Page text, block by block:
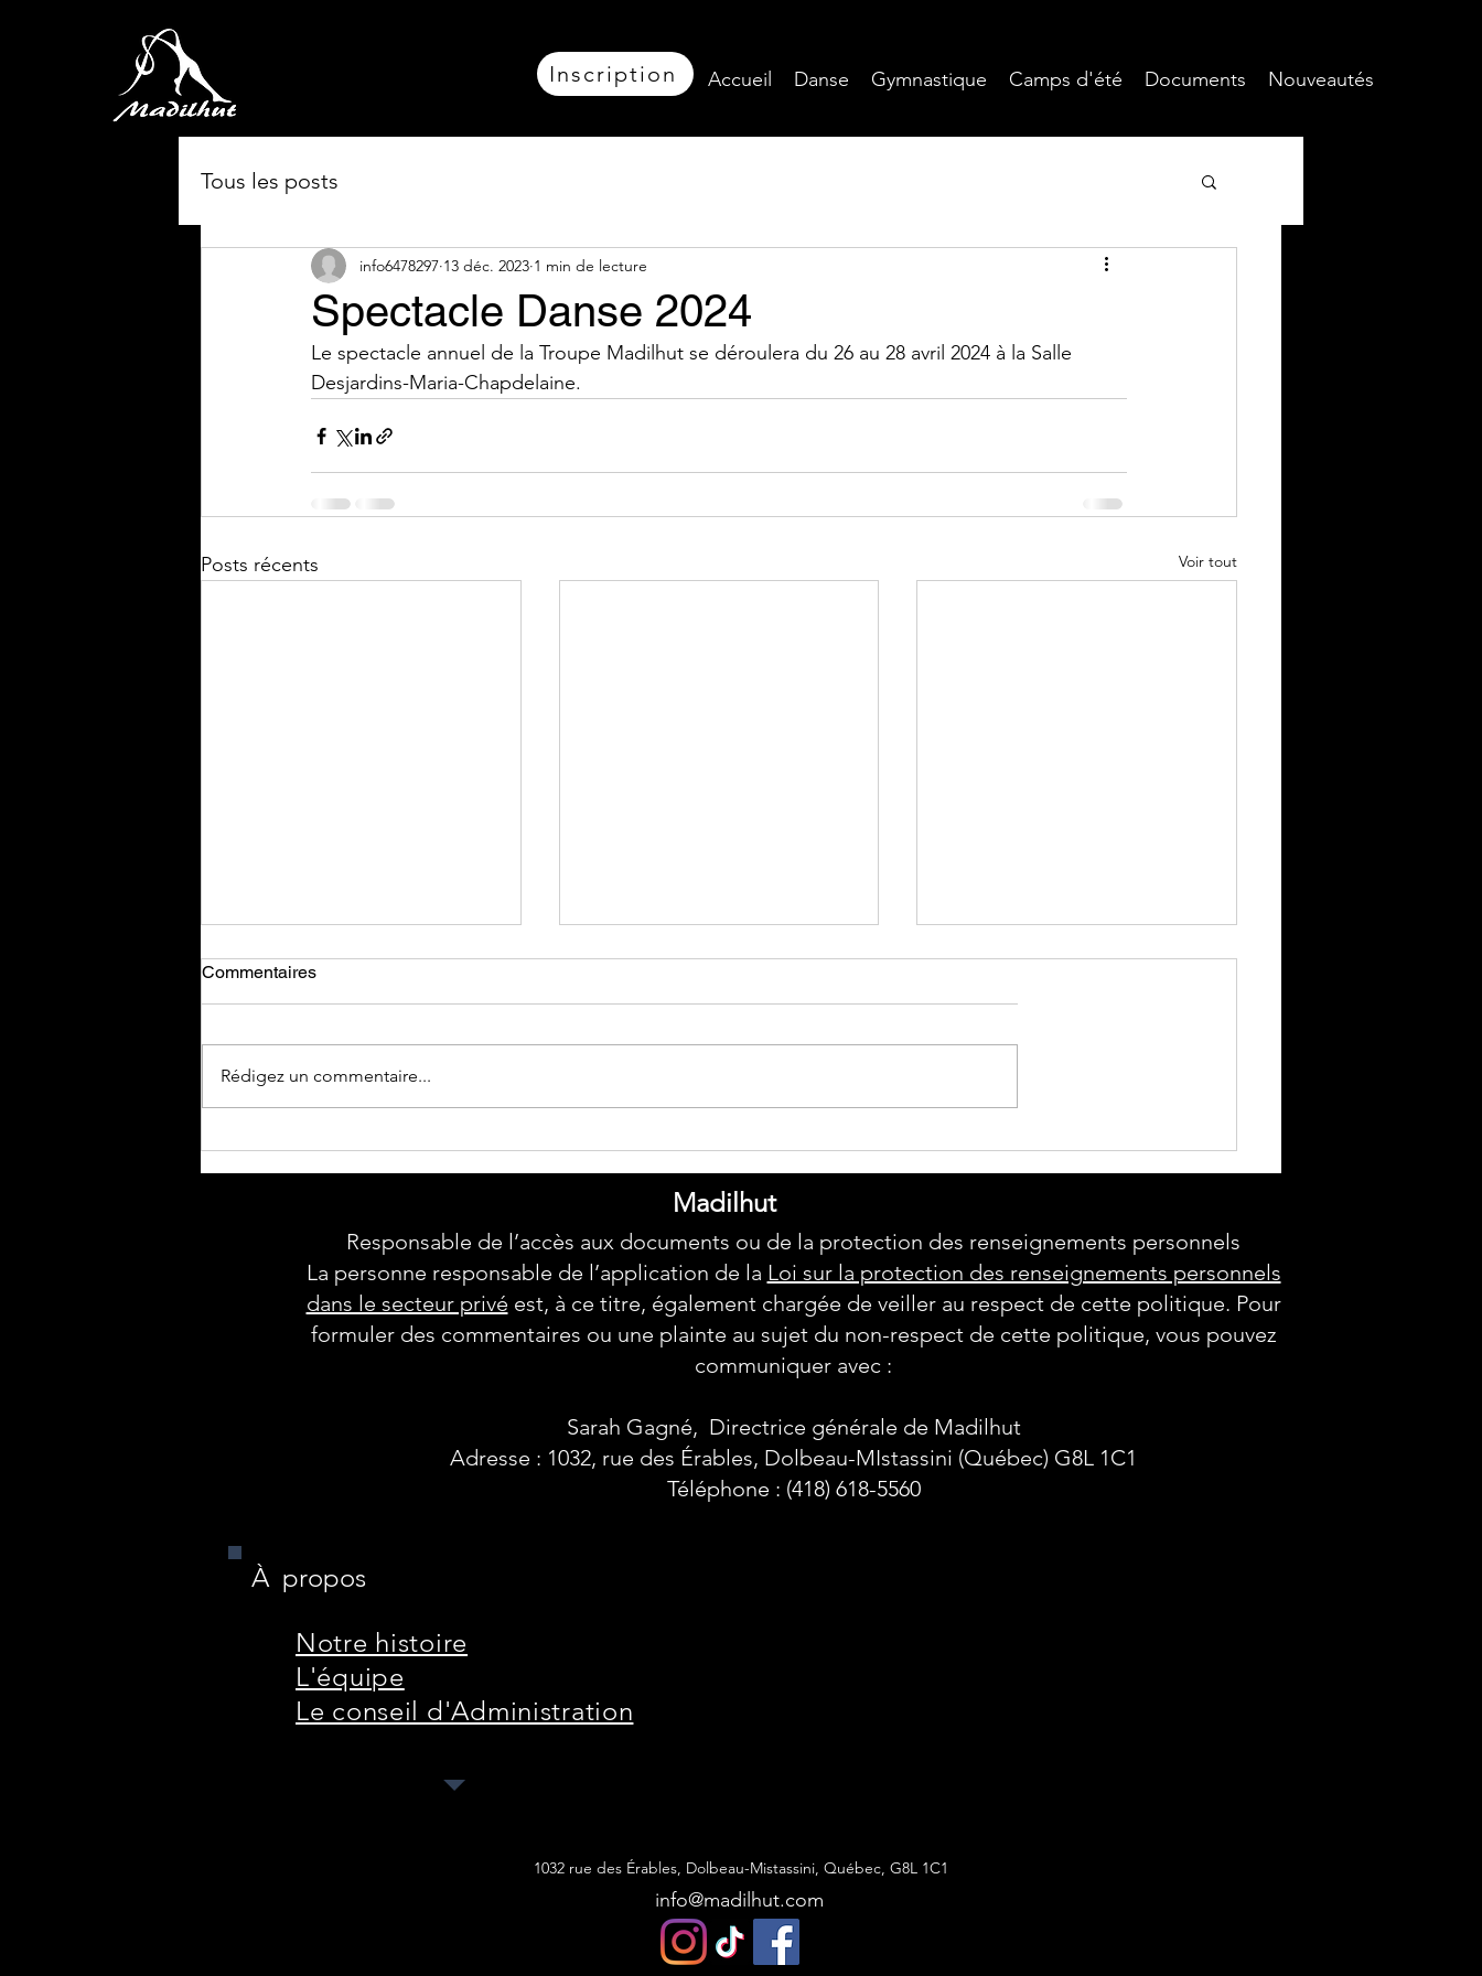
Inscription Accueil Danse Gymnastique Camps d'été Documents Nouveautés
Tous les posts
Spectacle Danse 2024
info6478297 13 déc. 2023 1 min de lecture
Le spectacle annuel de la Troupe Madilhut se déroulera du 26 au 28 avril 2024 à la Salle
Desjardins-Maria-Chapdelaine.
Posts récents Voir tout
CAMP D'ÉTÉ 2026
Commentaires
Rédigez un commentaire...
Madilhut
Responsable de l’accès aux documents ou de la protection des renseignements personnels
La personne responsable de l’application de la Loi sur la protection des renseignements personnels
dans le secteur privé est, à ce titre, également chargée de veiller au respect de cette politique. Pour
formuler des commentaires ou une plainte au sujet du non-respect de cette politique, vous pouvez
communiquer avec :
Sarah Gagné, Directrice générale de Madilhut
Adresse : 1032, rue des Érables, Dolbeau-MIstassini (Québec) G8L 1C1
Téléphone : (418) 618-5560
À propos
Notre histoire
L'équipe
Le conseil d'Administration
1032 rue des Érables, Dolbeau-Mistassini, Québec, G8L 1C1
info@madilhut.com